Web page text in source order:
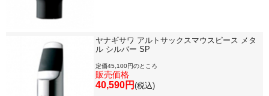
ヤナギサワ アルトサックスマウスピース メタ
ル シルバー SP
定価45,100円のところ
販売価格
40,590円 (税込)